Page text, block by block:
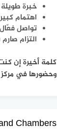
خبرة
اهتمام
تواصل
التزام
كلمة أخيرة إن
وحضورها في مركز
Chambers